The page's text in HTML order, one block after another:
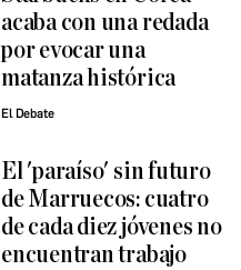
acaba con una redada
por evocar una
matanza histórica
El Debate
El 'paraíso' sin futuro
de Marruecos: cuatro
de cada diez jóvenes no
encuentran trabajo